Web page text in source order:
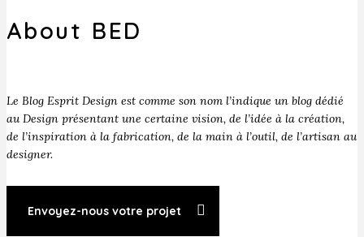
About BED
Le Blog Esprit Design est comme son nom l’indique un blog dédié
au Design présentant une certaine vision, de l’idée à la création,
de l’inspiration à la fabrication, de la main à l’outil, de l’artisan au
designer.
Envoyez-nous votre projet